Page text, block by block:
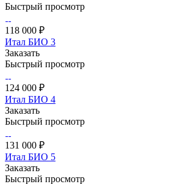
Быстрый просмотр
118 000 ₽
Итал БИО 3
Заказать
Быстрый просмотр
124 000 ₽
Итал БИО 4
Заказать
Быстрый просмотр
131 000 ₽
Итал БИО 5
Заказать
Быстрый просмотр